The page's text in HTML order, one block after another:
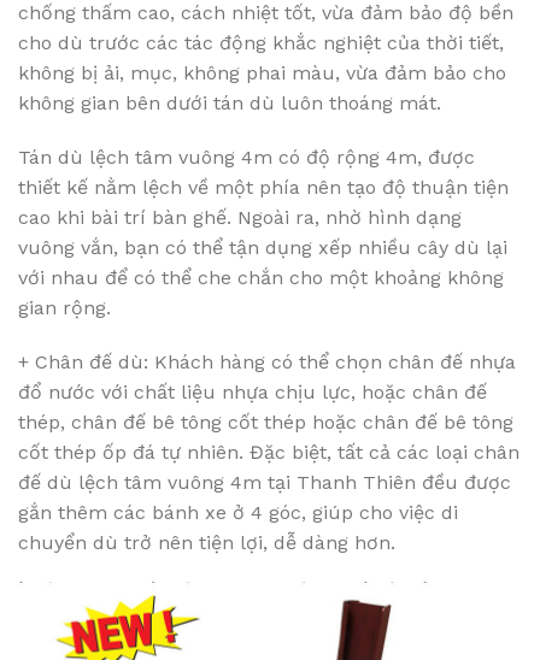
chống thấm cao, cách nhiệt tốt, vừa đảm bảo độ bền
cho dù trước các tác động khắc nghiệt của thời tiết,
không bị ải, mục, không phai màu, vừa đảm bảo cho
không gian bên dưới tán dù luôn thoáng mát.
Tán dù lệch tâm vuông 4m có độ rộng 4m, được
thiết kế nằm lệch về một phía nên tạo độ thuận tiện
cao khi bài trí bàn ghế. Ngoài ra, nhờ hình dạng
vuông vắn, bạn có thể tận dụng xếp nhiều cây dù lại
với nhau để có thể che chắn cho một khoảng không
gian rộng.
+ Chân đế dù: Khách hàng có thể chọn chân đế nhựa
đổ nước với chất liệu nhựa chịu lực, hoặc chân đế
thép, chân đế bê tông cốt thép hoặc chân đế bê tông
cốt thép ốp đá tự nhiên. Đặc biệt, tất cả các loại chân
đế dù lệch tâm vuông 4m tại Thanh Thiên đều được
gắn thêm các bánh xe ở 4 góc, giúp cho việc di
chuyển dù trở nên tiện lợi, dễ dàng hơn.